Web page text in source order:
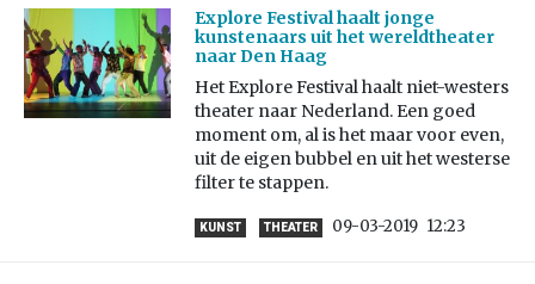
Explore Festival haalt jonge
kunstenaars uit het wereldtheater
naar Den Haag
Het Explore Festival haalt niet-westers
theater naar Nederland. Een goed
moment om, al is het maar voor even,
uit de eigen bubbel en uit het westerse
filter te stappen.
KUNST THEATER 09-03-2019 12:23